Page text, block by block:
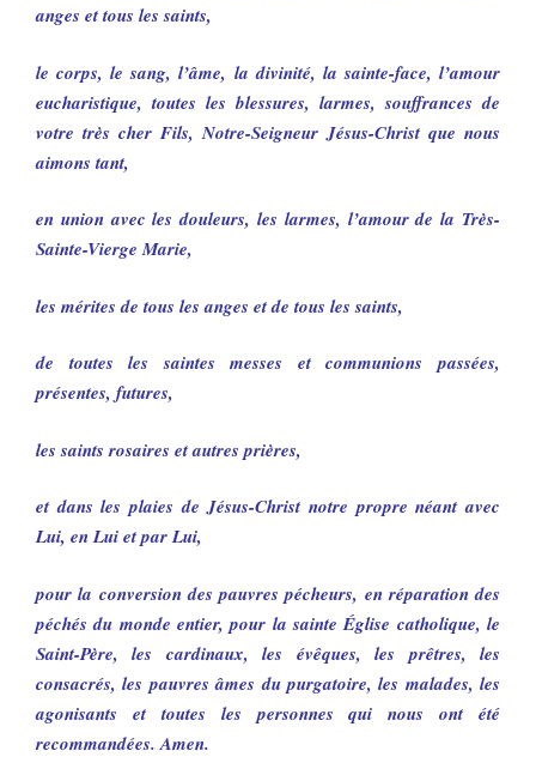
anges et tous les saints,
le corps, le sang, l’âme, la divinité, la sainte-face, l’amour
eucharistique, toutes les blessures, larmes, souffrances de
votre très cher Fils, Notre-Seigneur Jésus-Christ que nous
aimons tant,
en union avec les douleurs, les larmes, l’amour de la Très-
Sainte-Vierge Marie,
les mérites de tous les anges et de tous les saints,
de toutes les saintes messes et communions passées,
présentes, futures,
les saints rosaires et autres prières,
et dans les plaies de Jésus-Christ notre propre néant avec
Lui, en Lui et par Lui,
pour la conversion des pauvres pécheurs, en réparation des
péchés du monde entier, pour la sainte Église catholique, le
Saint-Père, les cardinaux, les évêques, les prêtres, les
consacrés, les pauvres âmes du purgatoire, les malades, les
agonisants et toutes les personnes qui nous ont été
recommandées. Amen.